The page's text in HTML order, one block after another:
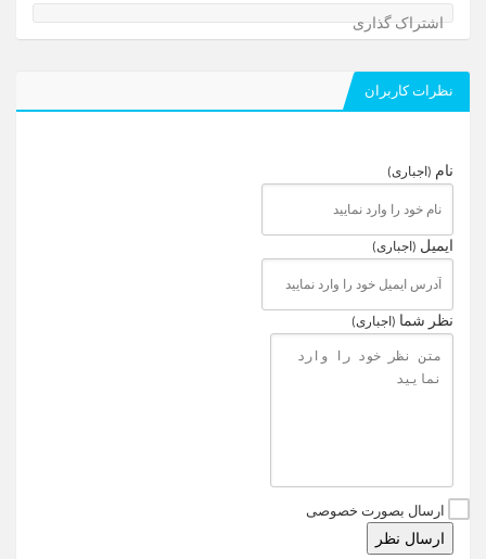
اشتراک گذاری
نظرات کاربران
نام (اجباری)
ایمیل (اجباری)
نظر شما (اجباری)
ارسال بصورت خصوصی
ارسال نظر